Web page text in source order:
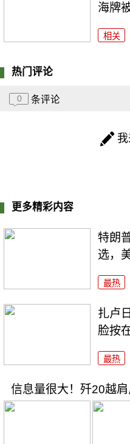
海牌
相关
热门评论
0 条评论
更多精彩内容
特朗
选，
最热
扎卢
脸按
最热
信息量很大！歼20越